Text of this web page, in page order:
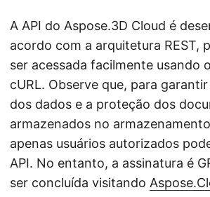
A API do Aspose.3D Cloud é
acordo com a arquitetura REST,
ser acessada facilmente usando
cURL. Observe que, para
dos dados e a proteção dos
armazenados no
apenas usuários autorizados
API. No entanto, a assinatura é
ser concluída visitando